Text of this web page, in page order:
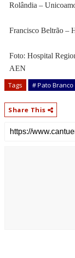
Rolândia –
Francisco Beltrão –
Foto: Hospital
AEN
Tags # Pato Branco
Share This